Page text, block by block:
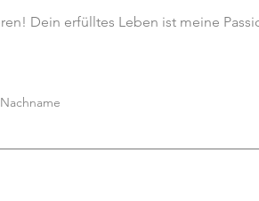
Dein erfülltes Leben ist meine
Nachname